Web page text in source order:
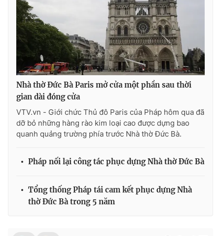
Ðiện thoại Thời báo VTV:
024.66 897 897
Email:toasoan@vtv.vn
Liên hệ quảng cáo: 024-7300.7108
thông tin từ website này.
Nhà thờ Đức Bà Paris mở cửa một phần sau thời
gian dài đóng cửa
VTV.vn - Giới chức Thủ đô Paris của Pháp hôm qua đã
dỡ bỏ những hàng rào kim loại cao được dựng bao
quanh quảng trường phía trước Nhà thờ Đức Bà.
Pháp nối lại công tác phục dựng Nhà thờ Đức Bà
Tổng thống Pháp tái cam kết phục dựng Nhà
thờ Đức Bà trong 5 năm